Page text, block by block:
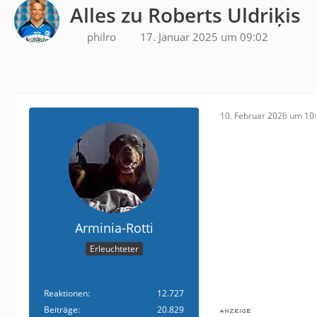
Alles zu Roberts Uldriķis
philro 17. Januar 2025 um 09:02
Arminia-Rotti
Erleuchteter
Reaktionen
12.727
Beiträge
20.829
10. Februar 2026 um